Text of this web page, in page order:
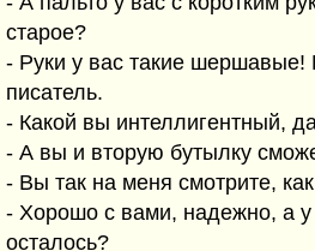
старое?
- Руки у вас такие шершавые!
писатель.
- Какой вы интеллигентный,
- А вы и вторую бутылку
- Вы так на меня смотрите,
- Хорошо с вами, надежно, а
осталось?